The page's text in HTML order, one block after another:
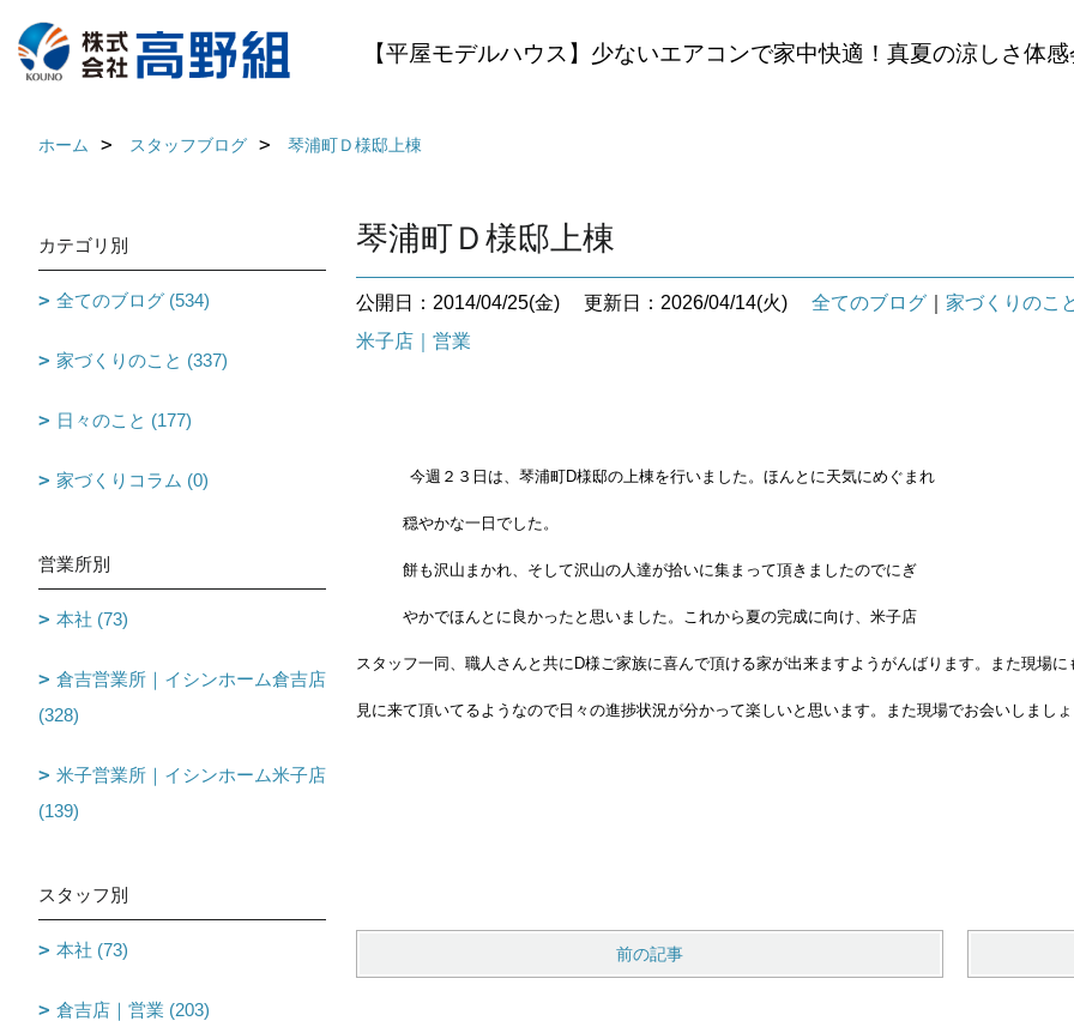
【平屋モデルハウス】少ないエアコンで家中快適！真夏の涼しさ体感
ホーム スタッフブログ 琴浦町Ｄ様邸上棟
琴浦町Ｄ様邸上棟
公開日：2014/04/25(金) 更新日：2026/04/14(火) 全てのブログ
家づくりのこ
米子店｜営業
今週２３日は、琴浦町D様邸の上棟を行いました。ほんとに天気にめぐまれ
穏やかな一日でした。
餅も沢山まかれ、そして沢山の人達が拾いに集まって頂きましたのでにぎ
やかでほんとに良かったと思いました。これから夏の完成に向け、米子店
スタッフ一同、職人さんと共にD様ご家族に喜んで頂ける家が出来ますようがんばります。また現場に
見に来て頂いてるようなので日々の進捗状況が分かって楽しいと思います。また現場でお会いしまし
前の記事
カテゴリ別
全てのブログ (534)
家づくりのこと (337)
日々のこと (177)
家づくりコラム (0)
営業所別
本社 (73)
倉吉営業所｜イシンホーム倉吉店
(328)
米子営業所｜イシンホーム米子店
(139)
スタッフ別
本社 (73)
倉吉店｜営業 (203)